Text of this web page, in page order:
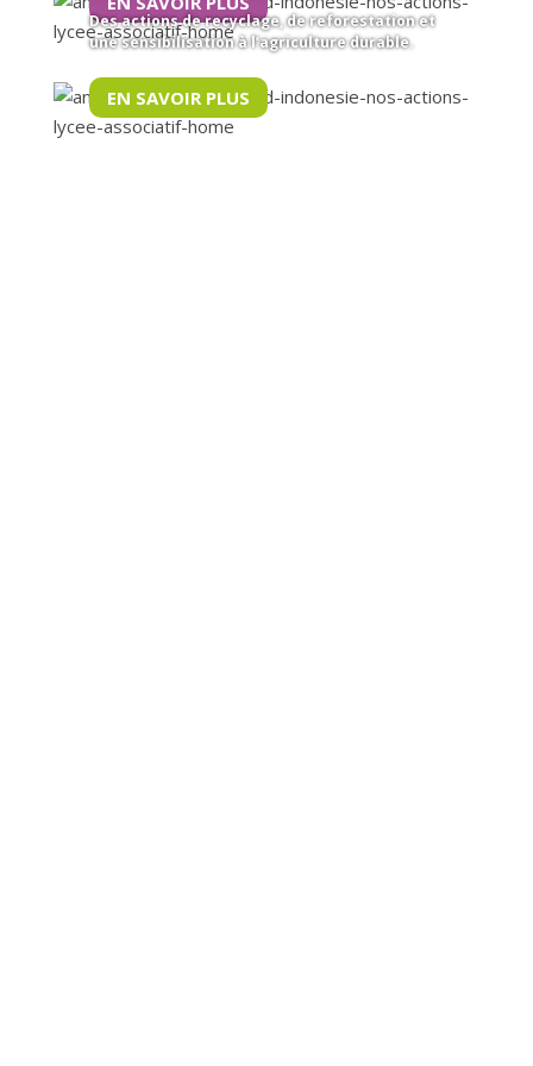
Des actions de recyclage, de reforestation et
une sensibilisation à l’agriculture durable.
EN SAVOIR PLUS